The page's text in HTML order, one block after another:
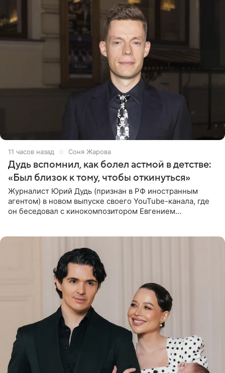
11 часов назад Соня Жарова
Дудь вспомнил, как болел астмой в детстве:
«Был близок к тому, чтобы откинуться»
Журналист Юрий Дудь (признан в РФ иностранным
агентом) в новом выпуске своего YouTube-канала, где
он беседовал с кинокомпозитором Евгением